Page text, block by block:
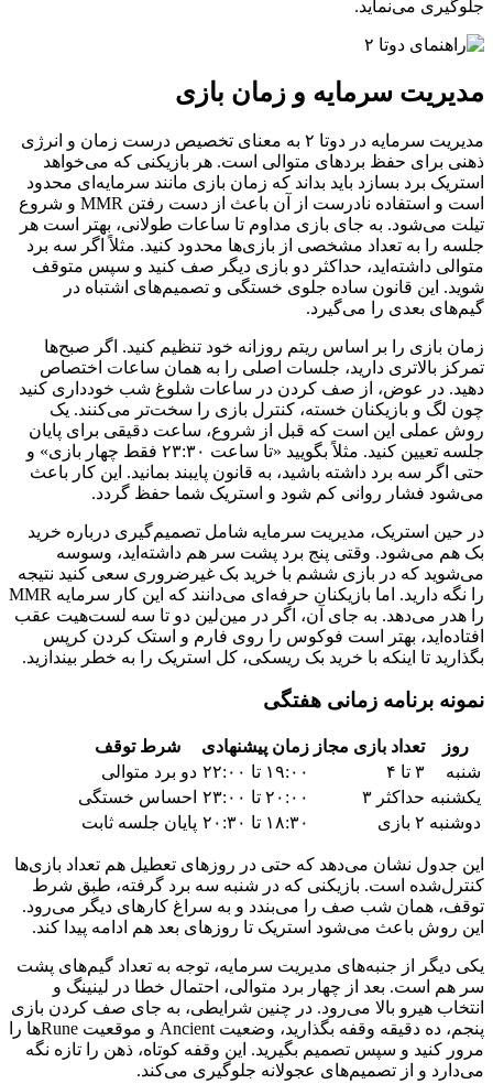
جلوگیری می‌نماید.
مدیریت سرمایه و زمان بازی
مدیریت سرمایه در دوتا ۲ به معنای تخصیص درست زمان و انرژی
ذهنی برای حفظ بردهای متوالی است. هر بازیکنی که می‌خواهد
استریک برد بسازد باید بداند که زمان بازی مانند سرمایه‌ای محدود
است و استفاده نادرست از آن باعث از دست رفتن MMR و شروع
تیلت می‌شود. به جای بازی مداوم تا ساعات طولانی، بهتر است هر
جلسه را به تعداد مشخصی از بازی‌ها محدود کنید. مثلاً اگر سه برد
متوالی داشته‌اید، حداکثر دو بازی دیگر صف کنید و سپس متوقف
شوید. این قانون ساده جلوی خستگی و تصمیم‌های اشتباه در
گیم‌های بعدی را می‌گیرد.
زمان بازی را بر اساس ریتم روزانه خود تنظیم کنید. اگر صبح‌ها
تمرکز بالاتری دارید، جلسات اصلی را به همان ساعات اختصاص
دهید. در عوض، از صف کردن در ساعات شلوغ شب خودداری کنید
چون لگ و بازیکنان خسته، کنترل بازی را سخت‌تر می‌کنند. یک
روش عملی این است که قبل از شروع، ساعت دقیقی برای پایان
جلسه تعیین کنید. مثلاً بگویید «تا ساعت ۲۳:۳۰ فقط چهار بازی» و
حتی اگر سه برد داشته باشید، به قانون پایبند بمانید. این کار باعث
می‌شود فشار روانی کم شود و استریک شما حفظ گردد.
در حین استریک، مدیریت سرمایه شامل تصمیم‌گیری درباره خرید
بک هم می‌شود. وقتی پنج برد پشت سر هم داشته‌اید، وسوسه
می‌شوید که در بازی ششم با خرید بک غیرضروری سعی کنید نتیجه
را نگه دارید. اما بازیکنان حرفه‌ای می‌دانند که این کار سرمایه MMR
را هدر می‌دهد. به جای آن، اگر در مین‌لین دو تا سه لست‌هیت عقب
افتاده‌اید، بهتر است فوکوس را روی فارم و استک کردن کرپس
بگذارید تا اینکه با خرید بک ریسکی، کل استریک را به خطر بیندازید.
نمونه برنامه زمانی هفتگی
روز تعداد بازی مجاز زمان پیشنهادی
شرط توقف
شنبه
۳ تا ۴ ۱۹:۰۰ تا ۲۲:۰۰
دو برد متوالی
یکشنبه حداکثر ۳ ۲۰:۰۰ تا ۲۳:۰۰
احساس خستگی
دوشنبه ۲ بازی ۱۸:۳۰ تا ۲۰:۳۰ پایان جلسه ثابت
این جدول نشان می‌دهد که حتی در روزهای تعطیل هم تعداد بازی‌ها
کنترل‌شده است. بازیکنی که در شنبه سه برد گرفته، طبق شرط
توقف، همان شب صف را می‌بندد و به سراغ کارهای دیگر می‌رود.
این روش باعث می‌شود استریک تا روزهای بعد هم ادامه پیدا کند.
یکی دیگر از جنبه‌های مدیریت سرمایه، توجه به تعداد گیم‌های پشت
سر هم است. بعد از چهار برد متوالی، احتمال خطا در لینینگ و
انتخاب هیرو بالا می‌رود. در چنین شرایطی، به جای صف کردن بازی
پنجم، ده دقیقه وقفه بگذارید، وضعیت Ancient و موقعیت Runeها را
مرور کنید و سپس تصمیم بگیرید. این وقفه کوتاه، ذهن را تازه نگه
می‌دارد و از تصمیم‌های عجولانه جلوگیری می‌کند.